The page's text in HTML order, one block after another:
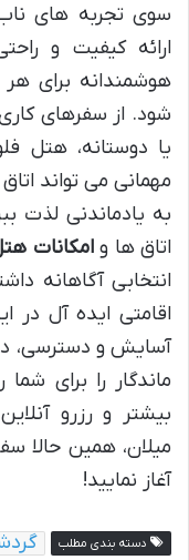
سوی تجربه های
ارائه کیفیت و
هوشمندانه برای
شود. از سفرهای
یا دوستانه، هتل
مهمانی می تواند
به یادماندنی لذت
اتاق ها وامکانات
انتخابی آگاهانه
اقامتی ایده آل در
آسایش و دسترسی،
ماندگار را برای
بیشتر و رزرو
میلان، همین حالا
آغاز نمایید!
دسته بندی مطلب